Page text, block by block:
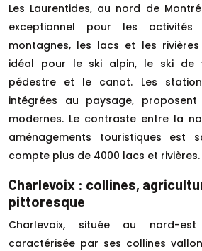
Les Laurentides, au nord de
exceptionnel pour les
montagnes, les lacs et les
idéal pour le ski alpin, le ski de
pédestre et le canot. Les
intégrées au paysage,
modernes. Le contraste entre la
aménagements touristiques est
compte plus de 4000 lacs et rivières.
Charlevoix : collines,
pittoresque
Charlevoix, située au nord-
caractérisée par ses collines